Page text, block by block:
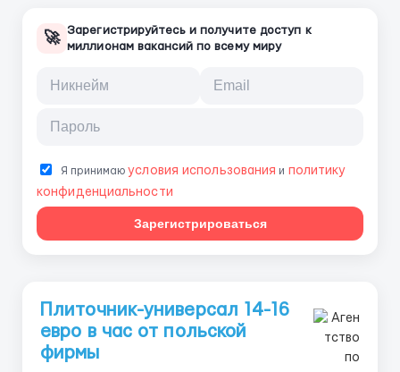
🚀 Зарегистрируйтесь и получите доступ к
миллионам вакансий по всему миру
Я принимаюусловия использования и политику
конфиденциальности
Зарегистрироваться
Плиточник-универсал 14-16
евро в час от польской
фирмы